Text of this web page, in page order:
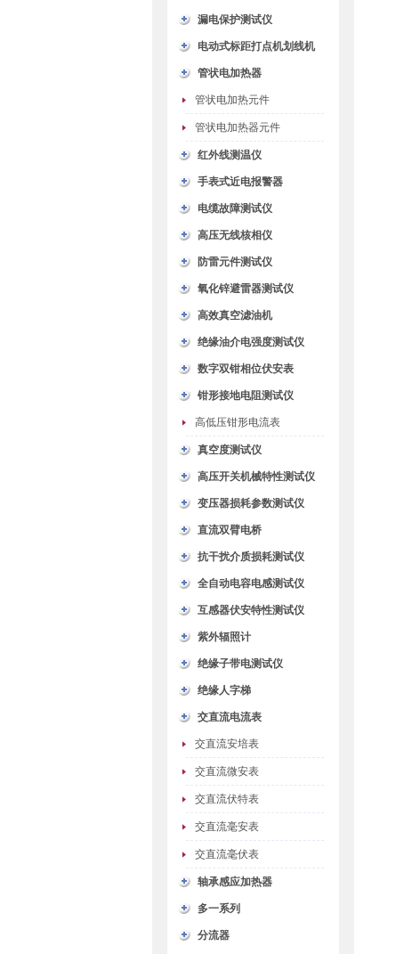
漏电保护测试仪
电动式标距打点机划线机
管状电加热器
管状电加热元件
管状电加热器元件
红外线测温仪
手表式近电报警器
电缆故障测试仪
高压无线核相仪
防雷元件测试仪
氧化锌避雷器测试仪
高效真空滤油机
绝缘油介电强度测试仪
数字双钳相位伏安表
钳形接地电阻测试仪
高低压钳形电流表
真空度测试仪
高压开关机械特性测试仪
变压器损耗参数测试仪
直流双臂电桥
抗干扰介质损耗测试仪
全自动电容电感测试仪
互感器伏安特性测试仪
紫外辐照计
绝缘子带电测试仪
绝缘人字梯
交直流电流表
交直流安培表
交直流微安表
交直流伏特表
交直流毫安表
交直流毫伏表
轴承感应加热器
多一系列
分流器